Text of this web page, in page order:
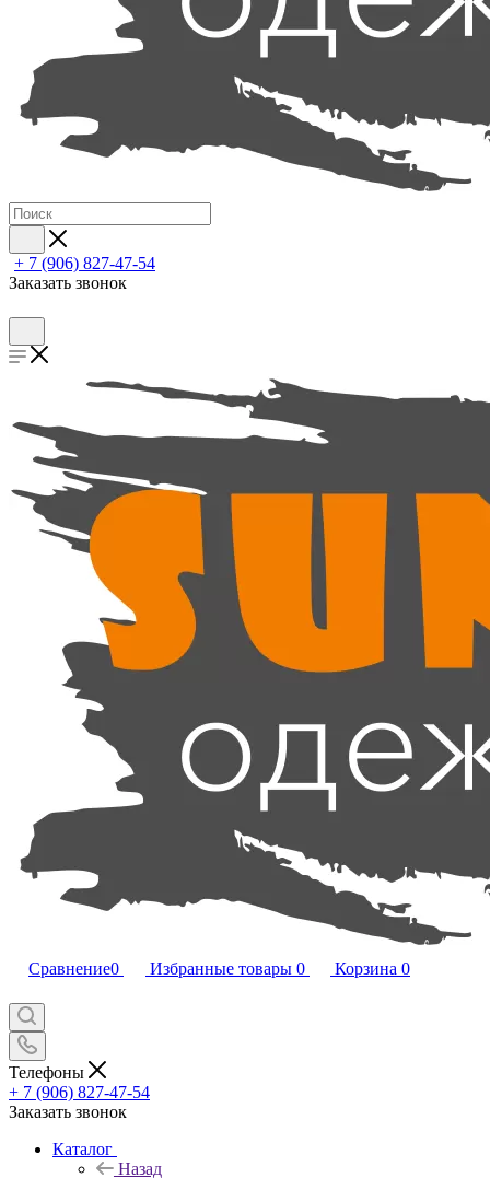
+ 7 (906) 827-47-54
Заказать звонок
Сравнение0 Избранные товары 0 Корзина 0
Телефоны
+ 7 (906) 827-47-54
Заказать звонок
Каталог
Назад